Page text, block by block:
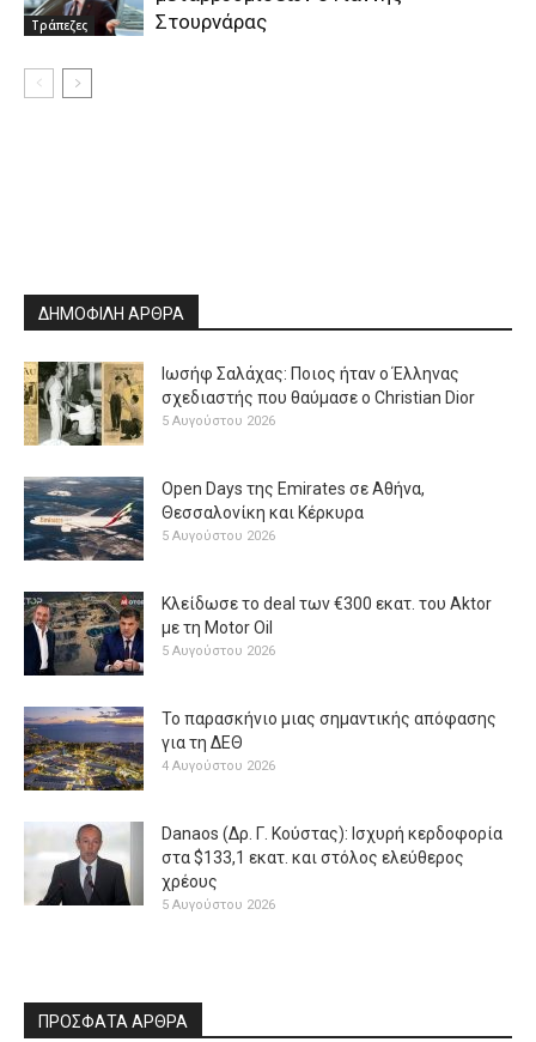
Τράπεζες
Στουρνάρας
ΔΗΜΟΦΙΛΗ ΑΡΘΡΑ
Ιωσήφ Σαλάχας: Ποιος ήταν ο Έλληνας
σχεδιαστής που θαύμασε ο Christian Dior
5 Αυγούστου 2026
Open Days της Emirates σε Αθήνα,
Θεσσαλονίκη και Κέρκυρα
5 Αυγούστου 2026
Κλείδωσε το deal των €300 εκατ. του Aktor
με τη Μotor Oil
5 Αυγούστου 2026
Το παρασκήνιο μιας σημαντικής απόφασης
για τη ΔΕΘ
4 Αυγούστου 2026
Danaos (Δρ. Γ. Κούστας): Ισχυρή κερδοφορία
στα $133,1 εκατ. και στόλος ελεύθερος
χρέους
5 Αυγούστου 2026
ΠΡΟΣΦΑΤΑ ΑΡΘΡΑ